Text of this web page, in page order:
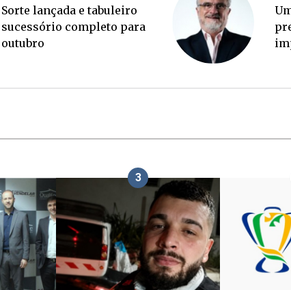
Ponte Anita Garibaldi virou
palanque eleitoral
3